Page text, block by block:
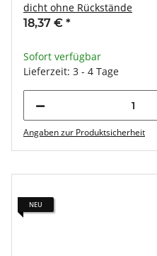
dicht ohne Rückstände
18,37 € *
Sofort verfügbar
Lieferzeit: 3 - 4 Tage
Angaben zur Produktsicherheit
NEU